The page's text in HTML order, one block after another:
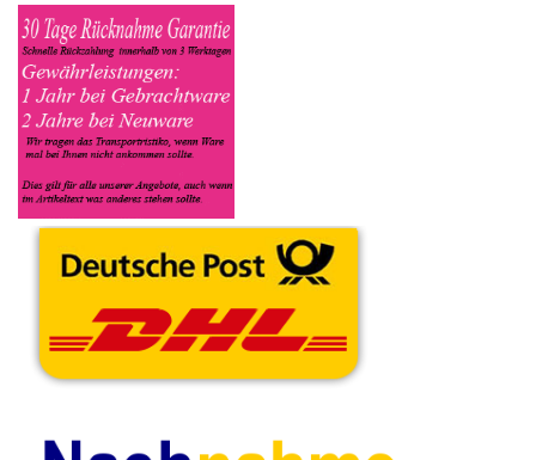
Funktionstüchtig ist und so gut wie möglich alle Mängel angeben
sowie das Zubehör welches dazugehört. Sobald der Bosch
Kaffeevollautomat angenommen worden ist, sehen Sie dies
unter Meine Artikel anzeigen, dort wird Ihnen dann die
Lieferadresse mitgeteilt wo genau der Kaffeevollautomat hin
gesendet werden muss. Dort tragen Sie dann auch das
Transportunternehmen zum Beispiel DHL und die
Artikel auch angekommen ist.
Vielfaches mehr, als wenn Sie den Bosch Kaffeevollautomat
eigenhändig komplett verkaufen würden.
Andere Produkte die Ihnen
gefallen könnten